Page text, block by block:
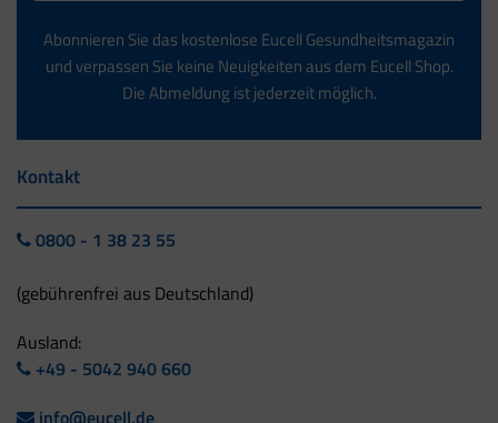
Abonnieren Sie das kostenlose Eucell Gesundheitsmagazin
und verpassen Sie keine Neuigkeiten aus dem Eucell Shop.
Die Abmeldung ist jederzeit möglich.
Kontakt
0800 - 1 38 23 55
(gebührenfrei aus Deutschland)
Ausland:
+49 - 5042 940 660
info@eucell.de